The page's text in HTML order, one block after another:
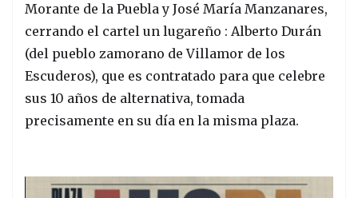
Morante de la Puebla y José María Manzanares,
cerrando el cartel un lugareño : Alberto Durán
(del pueblo zamorano de Villamor de los
Escuderos), que es contratado para que celebre
sus 10 años de alternativa, tomada
precisamente en su día en la misma plaza.